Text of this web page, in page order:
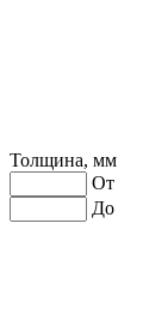
Толщина, мм
От
До